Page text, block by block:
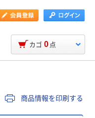
カゴ 0 点
商品情報を印刷する